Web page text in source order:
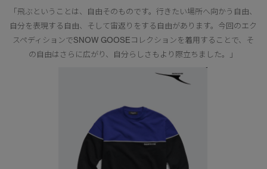
「飛ぶということは、自由そのものです。行きたい場所へ向かう自由、
自分を表現する自由、そして宙返りをする自由があります。今回のエク
スペディションでSNOW GOOSEコレクションを着用することで、そ
の自由はさらに広がり、自分らしさもより際立ちました。」